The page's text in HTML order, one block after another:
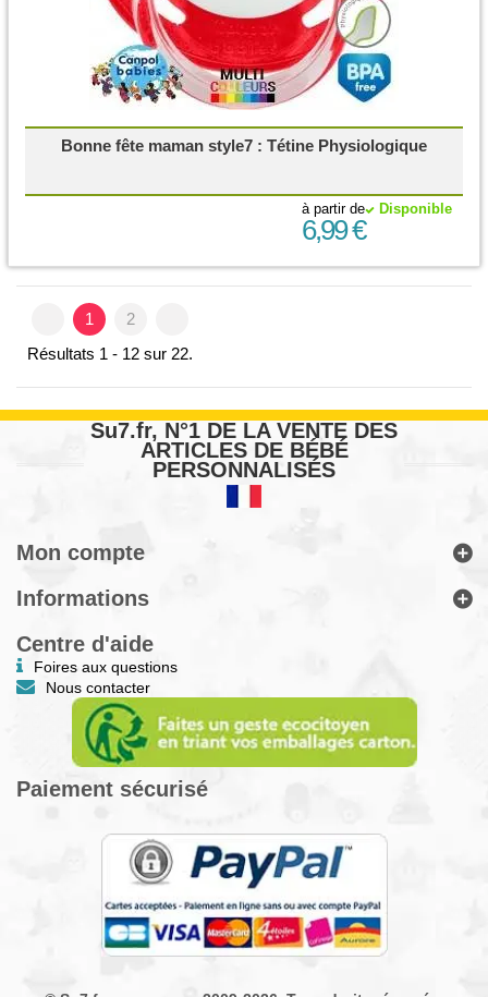
Bonne fête maman style7 : Tétine Physiologique
Disponible
à partir de
6,99 €
1
2
Résultats 1 - 12 sur 22.
Su7.fr, N°1 DE LA VENTE DES
ARTICLES DE BÉBÉ
PERSONNALISÉS
Mon compte
Informations
Centre d'aide
Foires aux questions
Nous contacter
Paiement sécurisé